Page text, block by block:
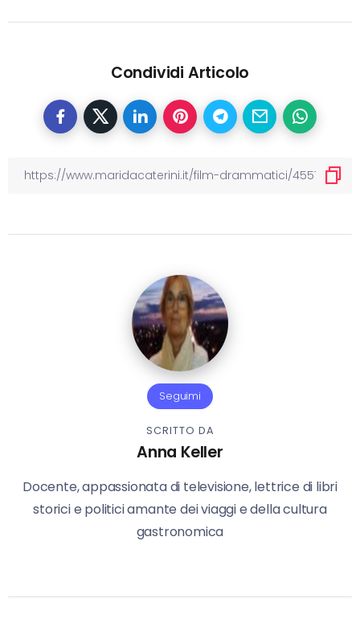
Condividi Articolo
Seguimi
SCRITTO DA
Anna Keller
Docente, appassionata di televisione, lettrice di libri
storici e politici amante dei viaggi e della cultura
gastronomica